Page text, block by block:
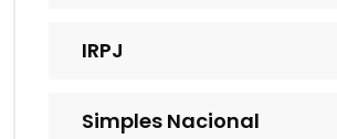
IRPJ
Simples Nacional